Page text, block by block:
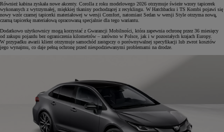
Również kabina zyskała nowe akcenty. Corolla z roku modelowego 2026 otrzymuje świeże wzory tapicerek
wykonanych z wytrzymałej, miękkiej tkaniny pochodzącej z recyklingu. W Hatchbacku i TS Kombi pojawi się
nowy wzór czarnej tapicerki materiałowej w wersji Comfort, natomiast Sedan w wersji Style otrzyma nową,
czarną tapicerkę materiałową opracowaną specjalnie dla tego wariantu.
Dodatkowo użytkownicy mogą korzystać z Gwarancji Mobilności, która zapewnia ochronę przez 36 miesięcy
od zakupu pojazdu bez ograniczenia kilometrów – zarówno w Polsce, jak i w pozostałych krajach Europy.
W przypadku awarii klient otrzymuje samochód zastępczy o porównywalnej specyfikacji lub zwrot kosztów
jego wynajmu, co daje pełną ochronę przed niespodziewanymi problemami na drodze.